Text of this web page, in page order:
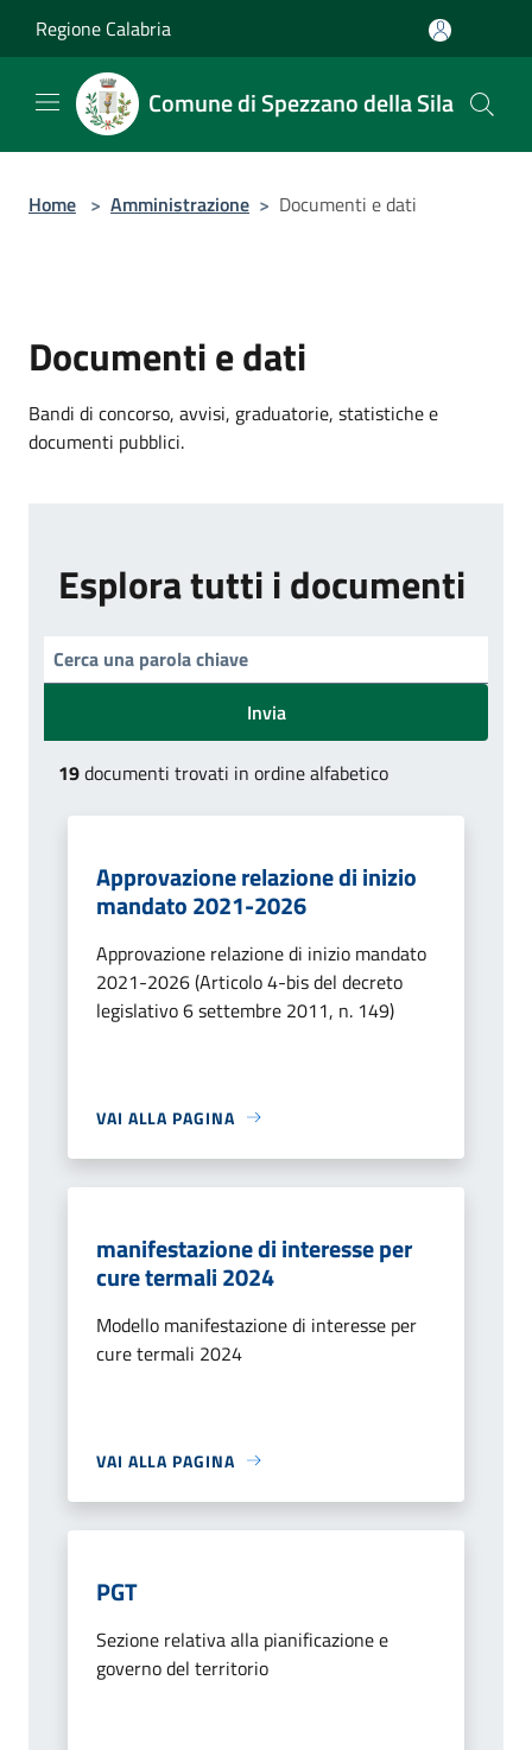
Regione Calabria
Comune di Spezzano della Sila
Home > Amministrazione > Documenti e dati
Documenti e dati
Bandi di concorso, avvisi, graduatorie, statistiche e
documenti pubblici.
Esplora tutti i documenti
Invia
19documenti trovati in ordine alfabetico
Approvazione relazione di inizio
mandato 2021-2026
Approvazione relazione di inizio mandato
2021-2026 (Articolo 4-bis del decreto
legislativo 6 settembre 2011, n. 149)
VAI ALLA PAGINA
manifestazione di interesse per
cure termali 2024
Modello manifestazione di interesse per
cure termali 2024
VAI ALLA PAGINA
PGT
Sezione relativa alla pianificazione e
governo del territorio